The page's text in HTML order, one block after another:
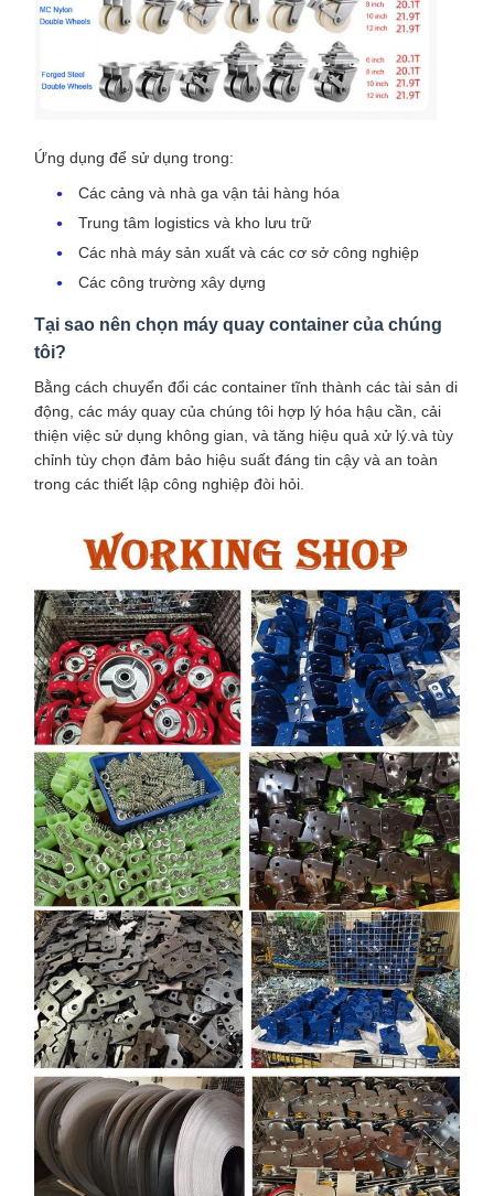
Ứng dụng để sử dụng trong:
Các cảng và nhà ga vận tải hàng hóa
Trung tâm logistics và kho lưu trữ
Các nhà máy sản xuất và các cơ sở công nghiệp
Các công trường xây dựng
Tại sao nên chọn máy quay container của chúng
tôi?
Bằng cách chuyển đổi các container tĩnh thành các tài sản di
động, các máy quay của chúng tôi hợp lý hóa hậu cần, cải
thiện việc sử dụng không gian, và tăng hiệu quả xử lý.và tùy
chỉnh tùy chọn đảm bảo hiệu suất đáng tin cậy và an toàn
trong các thiết lập công nghiệp đòi hỏi.